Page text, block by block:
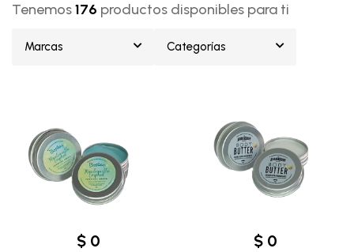
Tenemos176 productos disponibles para ti
Marcas Categorías
$ 0 $ 0